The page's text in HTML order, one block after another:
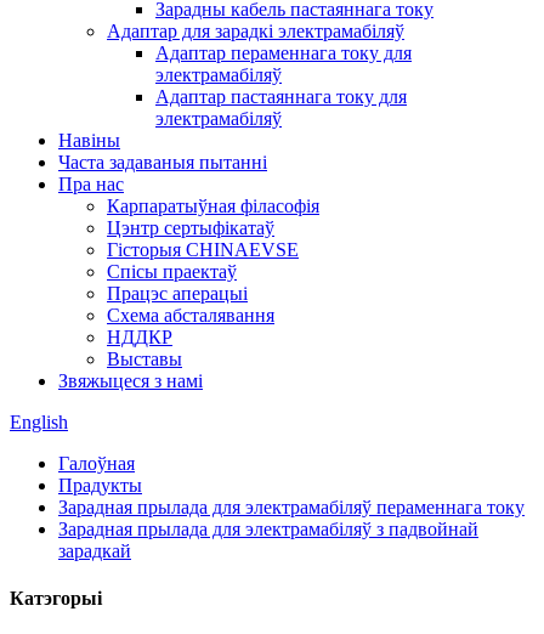
Зарадны кабель пастаяннага току
Адаптар для зарадкі электрамабіляў
Адаптар пераменнага току для
электрамабіляў
Адаптар пастаяннага току для
электрамабіляў
Навіны
Часта задаваныя пытанні
Пра нас
Карпаратыўная філасофія
Цэнтр сертыфікатаў
Гісторыя CHINAEVSE
Спісы праектаў
Працэс аперацыі
Схема абсталявання
НДДКР
Выставы
Звяжыцеся з намі
English
Галоўная
Прадукты
Зарадная прылада для электрамабіляў пераменнага току
Зарадная прылада для электрамабіляў з падвойнай
зарадкай
Катэгорыі